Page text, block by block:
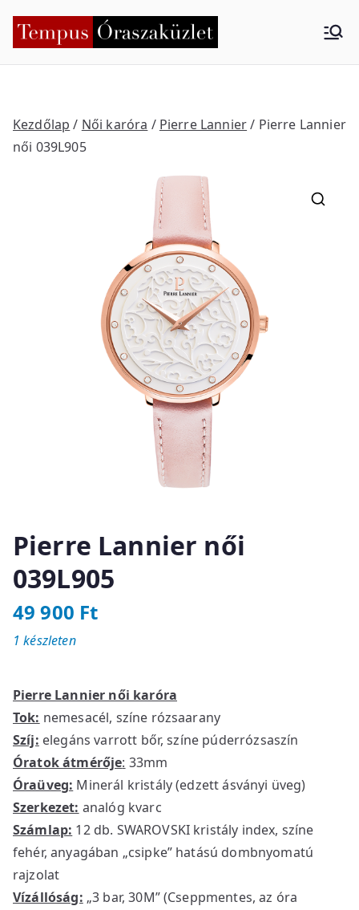
Tempus
küzlet
Kezdőlap / Női karóra / Pierre Lannier/ Pierre Lannier
női 039L905
Pierre Lannier női
039L905
49 900 Ft
Pierre Lannier női karóra
Tok: nemesacél, színe rózsaarany
Szíj: elegáns varrott bőr, színe púderrózsaszín
Óratok átmérője: 33mm
Óraüveg: Minerál kristály (edzett ásványi üveg)
Szerkezet: analóg kvarc
Számlap: 12 db. SWAROVSKI kristály index, színe
fehér, anyagában „csipke” hatású dombnyomatú
rajzolat
Vízállóság: „3 bar, 30M” (Cseppmentes, az óra
1 készleten